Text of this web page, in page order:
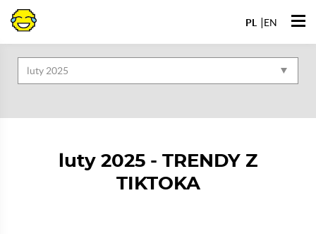
Przejdź
do
PL EN
Archiwa
luty 2025 - TRENDY Z
TIKTOKA